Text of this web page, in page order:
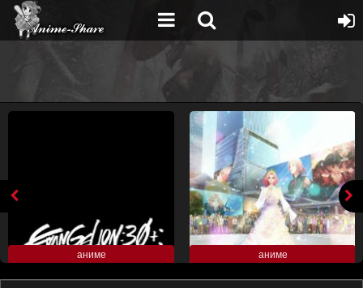
аниме аниме